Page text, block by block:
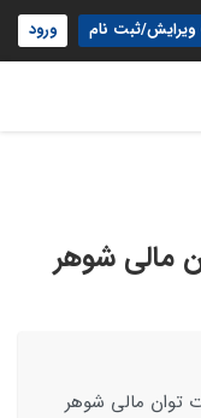
ثبت نام ورود
مالی شوهر
توان مالی شوهر